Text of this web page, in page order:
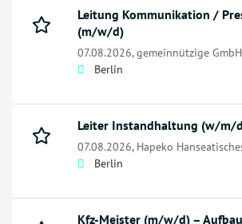
Leitung Kommunikation /
(m/w/d)
07.08.2026,gemeinnützige GmbH
Berlin
Leiter Instandhaltung (w/m/
07.08.2026, Hapeko
Berlin
Kfz-Meister (m/w/d) –